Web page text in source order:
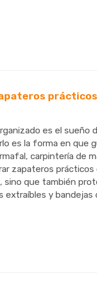
es el sueño
es la forma en que
carpintería de
zapateros
sino que también
extraíbles y